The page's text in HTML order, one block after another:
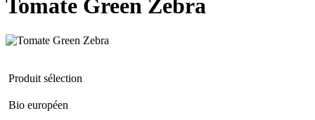
Tomate Green Zebra
Produit sélection
Bio européen